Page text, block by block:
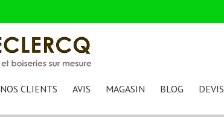
NOS CLIENTS AVIS MAGASIN BLOG DEVIS